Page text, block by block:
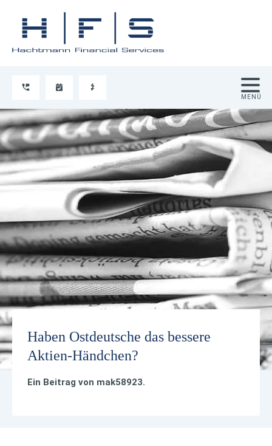
Haben Ostdeutsche das bessere
Aktien-Händchen?
Ein Beitrag von mak58923.